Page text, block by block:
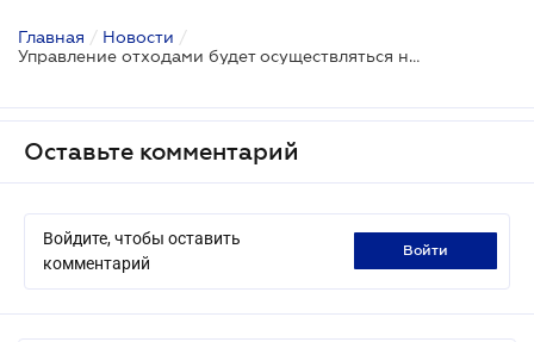
Главная / Новости /
Управление отходами будет осуществляться на основе государственного плана
Оставьте комментарий
Войдите, чтобы оставить
комментарий
войти